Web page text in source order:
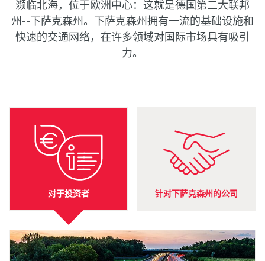
濒临北海，位于欧洲中心：这就是德国第二大联邦
州--下萨克森州。下萨克森州拥有一流的基础设施和
快速的交通网络，在许多领域对国际市场具有吸引
力。
对于投资者 针对下萨克森州的公司